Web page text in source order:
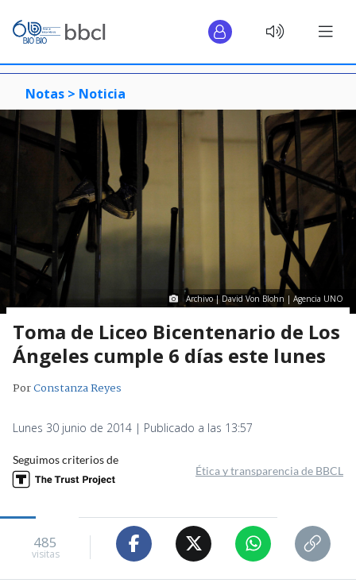
Notas > Noticia
Archivo | David Von Blohn | Agencia UNO
Toma de Liceo Bicentenario de Los
Ángeles cumple 6 días este lunes
PorConstanza Reyes
Lunes 30 junio de 2014 | Publicado a las 13:57
Seguimos criterios de
Ética y transparencia de BBCL
485
visitas